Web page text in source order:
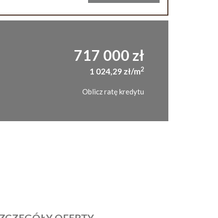
717 000 zł
1 024,29 zł/m2
Oblicz ratę kredytu